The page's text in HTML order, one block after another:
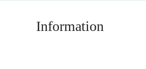
Information